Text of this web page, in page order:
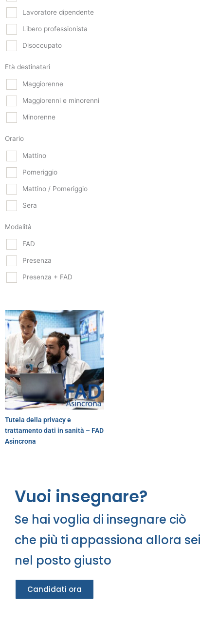
Lavoratore dipendente
Libero professionista
Disoccupato
Età destinatari
Maggiorenne
Maggiorenni e minorenni
Minorenne
Orario
Mattino
Pomeriggio
Mattino / Pomeriggio
Sera
Modalità
FAD
Presenza
Presenza + FAD
Tutela della privacy e
trattamento dati in sanità – FAD
Asincrona
Vuoi insegnare?
Se hai voglia di insegnare ciò
che più ti appassiona allora sei
nel posto giusto
Candidati ora